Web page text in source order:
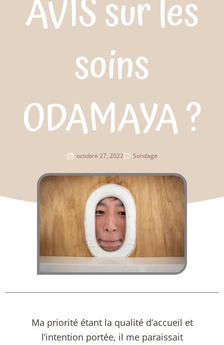
AVIS sur les
soins
ODAMAYA ?
octobre 27, 2022 Sondage
Ma priorité étant la qualité d’accueil et
l’intention portée, il me paraissait